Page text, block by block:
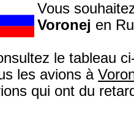
Vous
Voronej en
le tableau
les avions à
qui ont du